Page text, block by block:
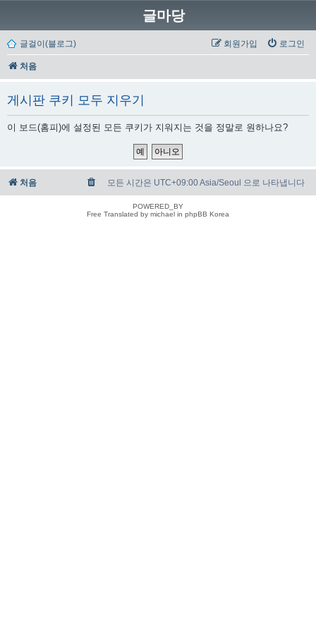
글마당
글걸이(블로그) 로그인
회원가입
처음
게시판 쿠키 모두 지우기
이 보드(홈피)에 설정된 모든 쿠키가 지워지는 것을 정말로 원하나요?
처음 모든 시간은 UTC+09:00 Asia/Seoul 으로 나타냅니다
POWERED_BY
Free Translated by michael in phpBB Korea